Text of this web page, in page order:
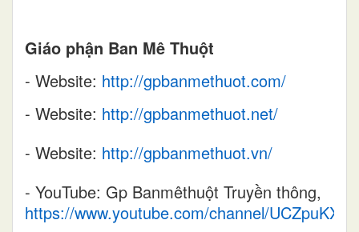
Giáo phận Ban Mê Thuột
- Website: http://gpbanmethuot.com/
- Website: http://gpbanmethuot.net/
- Website: http://gpbanmethuot.vn/
- YouTube: Gp Banmêthuột Truyền thông,
https://www.youtube.com/channel/